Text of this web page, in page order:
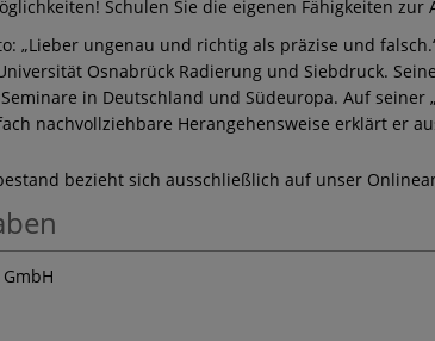
Schulen Sie die eigenen Fähigkeiten
„Lieber ungenau und richtig als präzise und
Osnabrück Radierung und Siebdruck.
in Deutschland und Südeuropa. Auf
nachvollziehbare Herangehensweise erklärt er
bezieht sich ausschließlich auf unser